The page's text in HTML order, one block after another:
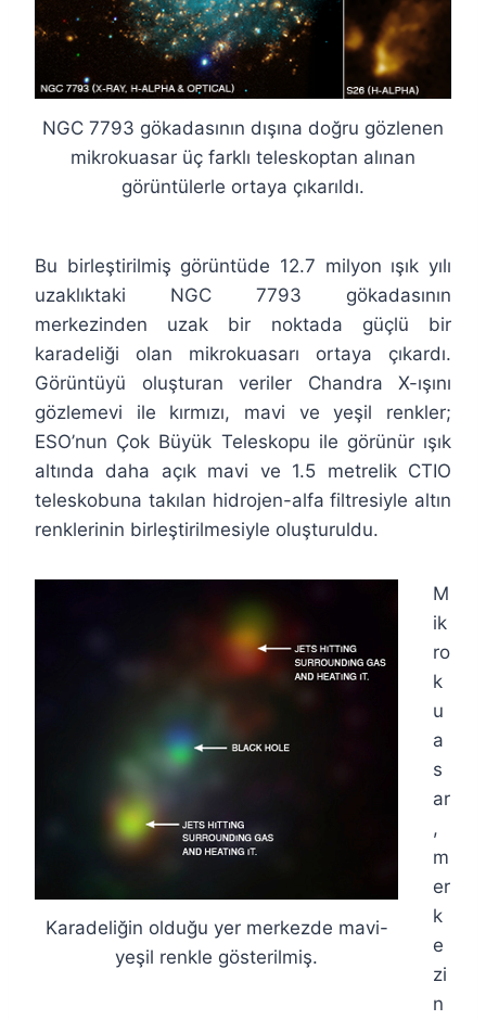
NGC 7793 gökadasının dışına doğru gözlenen
mikrokuasar üç farklı teleskoptan alınan
görüntülerle ortaya çıkarıldı.
Bu birleştirilmiş görüntüde 12.7 milyon ışık yılı
uzaklıktaki NGC 7793 gökadasının
merkezinden uzak bir noktada güçlü bir
karadeliği olan mikrokuasarı ortaya çıkardı.
Görüntüyü oluşturan veriler Chandra X-ışını
gözlemevi ile kırmızı, mavi ve yeşil renkler;
ESO’nun Çok Büyük Teleskopu ile görünür ışık
altında daha açık mavi ve 1.5 metrelik CTIO
teleskobuna takılan hidrojen-alfa filtresiyle altın
renklerinin birleştirilmesiyle oluşturuldu.
Karadeliğin olduğu yer merkezde mavi-
yeşil renkle gösterilmiş.
M
ik
ro
k
u
a
s
ar
,
m
er
k
e
zi
n